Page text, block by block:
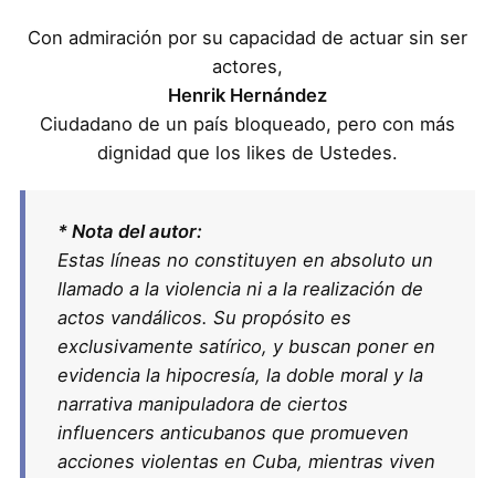
Con admiración por su capacidad de actuar sin ser
actores,
Henrik Hernández
Ciudadano de un país bloqueado, pero con más
dignidad que los likes de Ustedes.
* Nota del autor:
Estas líneas no constituyen en absoluto un
llamado a la violencia ni a la realización de
actos vandálicos. Su propósito es
exclusivamente satírico, y buscan poner en
evidencia la hipocresía, la doble moral y la
narrativa manipuladora de ciertos
influencers anticubanos que promueven
acciones violentas en Cuba, mientras viven